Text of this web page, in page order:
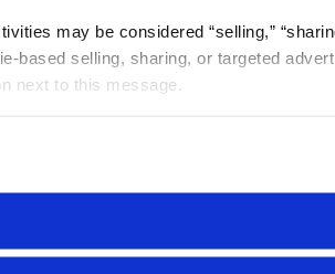
may be considered “selling,”
based selling, sharing, or targeted
next to this message.